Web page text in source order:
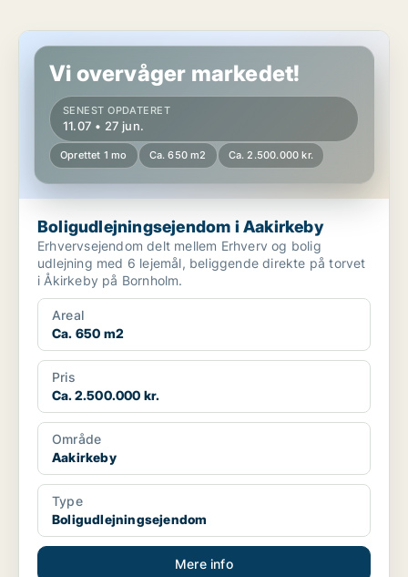
Boligudlejningsejendom i Aakirkeby
Vi overvåger markedet!
SENEST OPDATERET
11.07 • 27 jun.
Oprettet 1 mo Ca. 650 m2 Ca. 2.500.000 kr.
Boligudlejningsejendom i Aakirkeby
Erhvervsejendom delt mellem Erhverv og bolig
udlejning med 6 lejemål, beliggende direkte på torvet
i Åkirkeby på Bornholm.
Areal
Ca. 650 m2
Pris
Ca. 2.500.000 kr.
Område
Aakirkeby
Type
Boligudlejningsejendom
Mere info